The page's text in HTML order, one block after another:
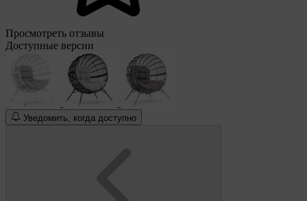
Просмотреть отзывы
Доступные версии
Уведомить, когда доступно